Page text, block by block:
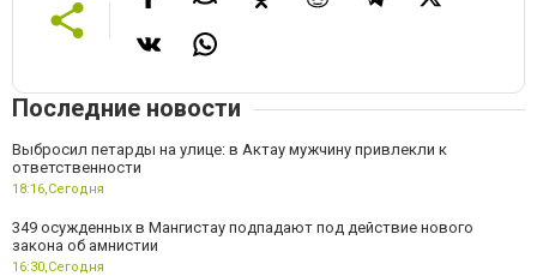
Последние новости
Выбросил петарды на улице: в Актау мужчину привлекли к
ответственности
18:16,Сегодня
349 осужденных в Мангистау подпадают под действие нового
закона об амнистии
16:30,Сегодня